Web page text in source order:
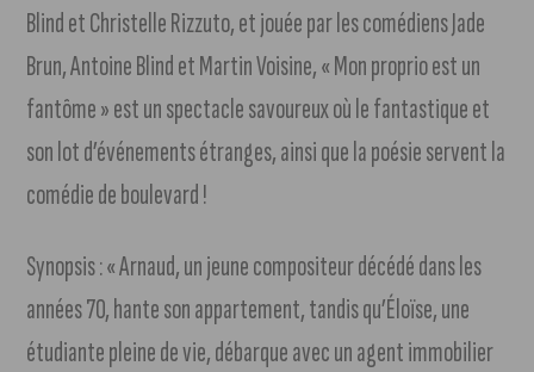
Blind et Christelle Rizzuto, et jouée par les comédiens Jade
Brun, Antoine Blind et Martin Voisine, « Mon proprio est un
fantôme » est un spectacle savoureux où le fantastique et
son lot d’événements étranges, ainsi que la poésie servent la
comédie de boulevard !
Synopsis : « Arnaud, un jeune compositeur décédé dans les
années 70, hante son appartement, tandis qu’Éloïse, une
étudiante pleine de vie, débarque avec un agent immobilier